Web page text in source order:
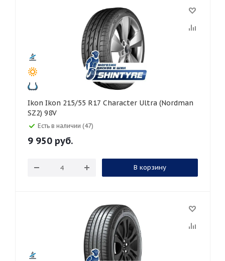
Ikon Ikon 215/55 R17 Character Ultra (Nordman
SZ2) 98V
Есть в наличии (47)
9 950 руб.
В корзину